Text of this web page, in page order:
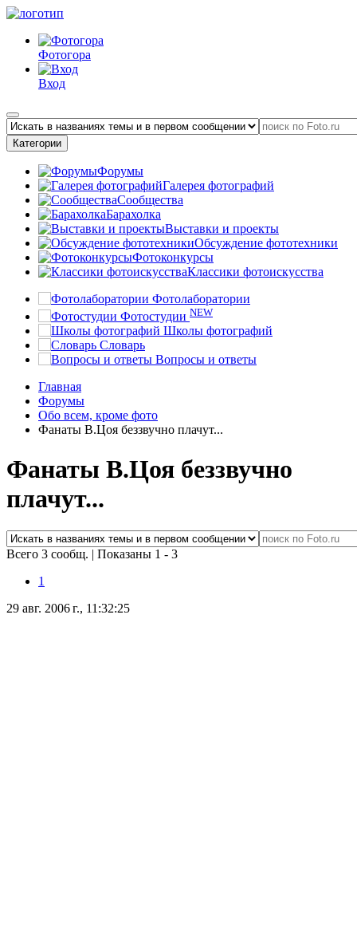
Фотогора
Вход
Категории
Форумы
Галерея фотографий
Сообщества
Барахолка
Выставки и проекты
Обсуждение фототехники
Фотоконкурсы
Классики фотоискусства
Фотолаборатории
Фотостудии NEW
Школы фотографий
Словарь
Вопросы и ответы
Главная
Форумы
Обо всем, кроме фото
Фанаты В.Цоя беззвучно плачут...
Фанаты В.Цоя беззвучно
плачут...
Всего 3 сообщ. | Показаны 1 - 3
1
29 авг. 2006 г., 11:32:25